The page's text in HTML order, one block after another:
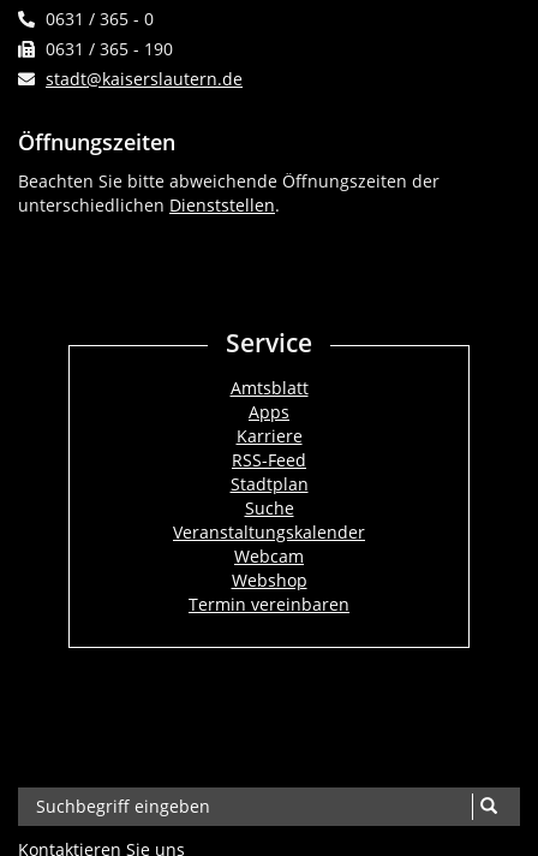
0631 / 365 - 0
0631 / 365 - 190
stadt@kaiserslautern.de
Öffnungszeiten
Beachten Sie bitte abweichende Öffnungszeiten der
unterschiedlichen Dienststellen.
Service
Amtsblatt
Apps
Karriere
RSS-Feed
Stadtplan
Suche
Veranstaltungskalender
Webcam
Webshop
Termin vereinbaren
Kontaktieren Sie uns